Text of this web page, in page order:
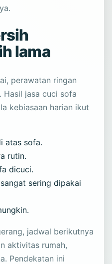
lama
perawatan ringan
Hasil jasa cuci sofa
kebiasaan harian ikut
atas sofa.
rutin.
dicuci.
sering dipakai
jadwal berikutnya
aktivitas rumah,
Pendekatan ini